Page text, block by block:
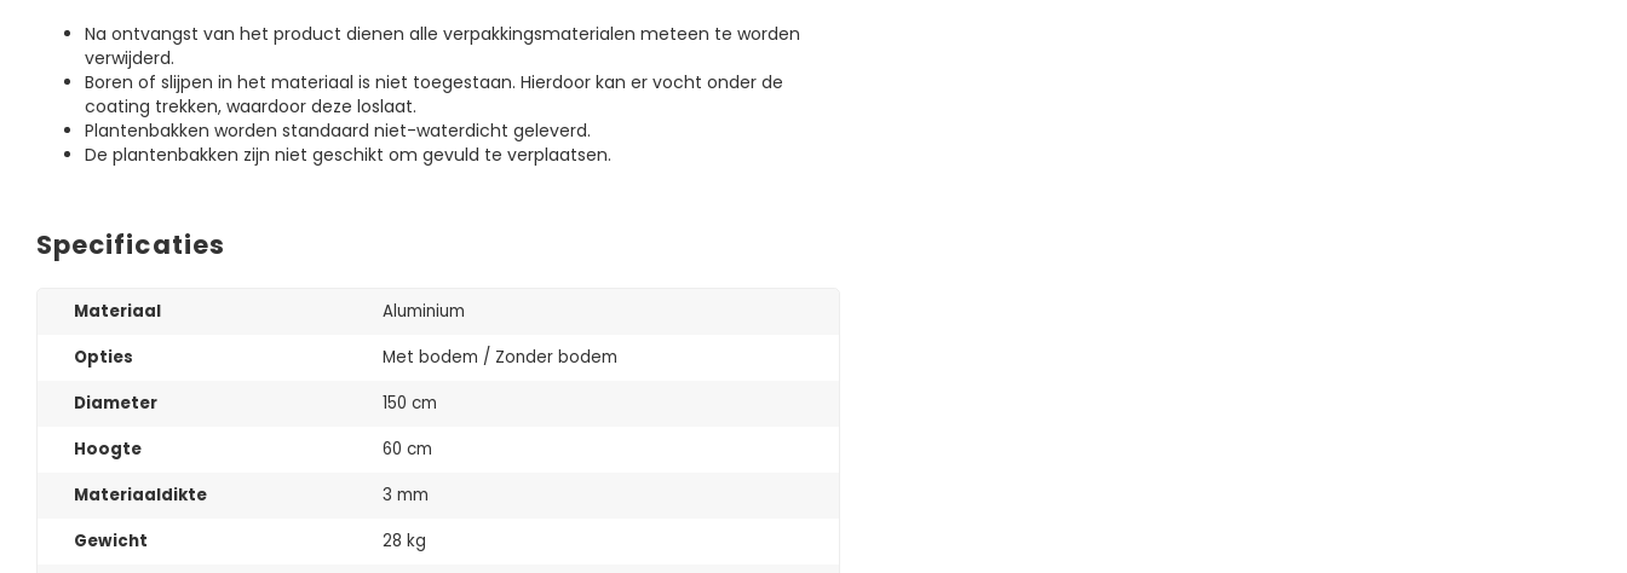
Na ontvangst van het product dienen alle verpakkingsmaterialen meteen te worden
verwijderd.
Boren of slijpen in het materiaal is niet toegestaan. Hierdoor kan er vocht onder de
coating trekken, waardoor deze loslaat.
Plantenbakken worden standaard niet-waterdicht geleverd.
De plantenbakken zijn niet geschikt om gevuld te verplaatsen.
Specificaties
Materiaal
Aluminium
Opties
Met bodem / Zonder bodem
Diameter
150 cm
Hoogte
60 cm
Materiaaldikte
3 mm
Gewicht
28 kg